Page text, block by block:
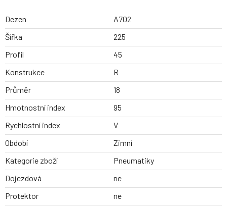
Dezen
A702
Šířka
225
Profil
45
Konstrukce
R
Průměr
18
Hmotnostní index
95
Rychlostní index
V
Období
Zimní
Kategorie zboží
Pneumatiky
Dojezdová
ne
Protektor
ne